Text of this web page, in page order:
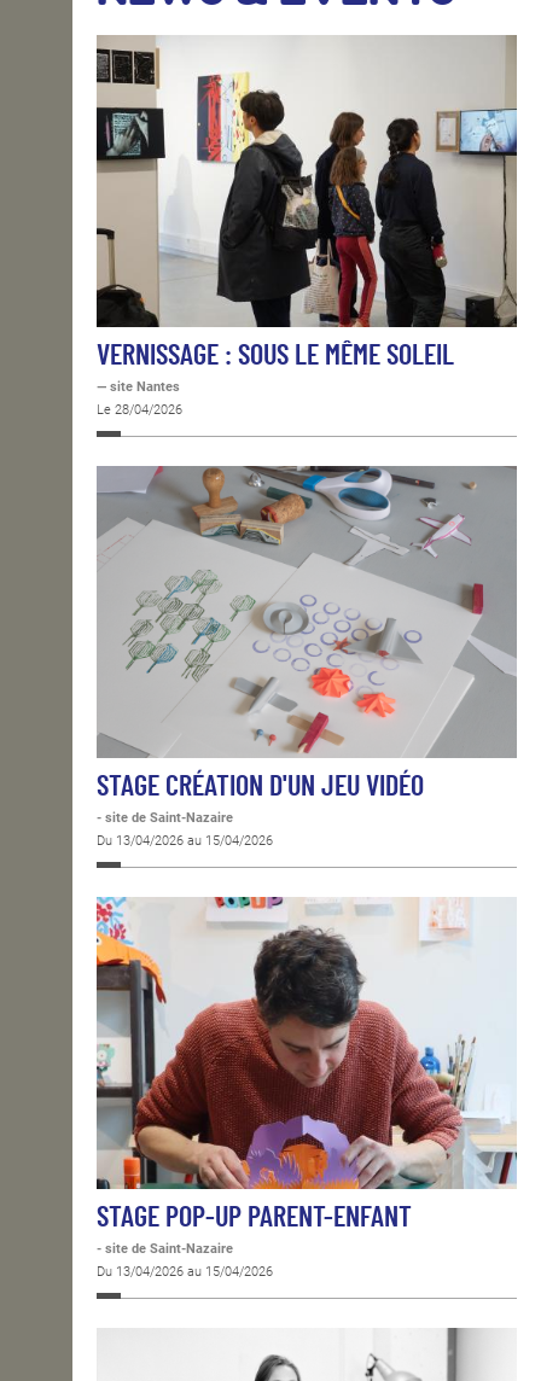
OPEN SCHOOL
CONTACTS
VERNISSAGE : SOUS LE MÊME SOLEIL
— site Nantes
Le 28/04/2026
STAGE CRÉATION D'UN JEU VIDÉO
- site de Saint-Nazaire
Du 13/04/2026 au 15/04/2026
STAGE POP-UP PARENT-ENFANT
- site de Saint-Nazaire
Du 13/04/2026 au 15/04/2026